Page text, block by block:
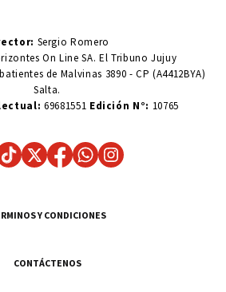
Sergio Romero
On Line SA. El Tribuno Jujuy
de Malvinas 3890 - CP (A4412BYA)
Salta.
69681551 Edición N°: 10765
Y CONDICIONES
CONTÁCTENOS